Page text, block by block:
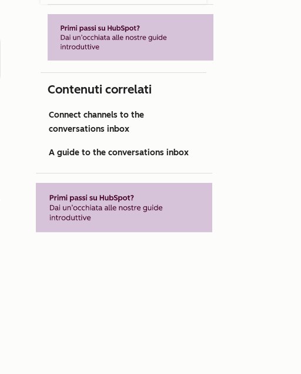
Contenuti correlati
Connect channels to the
conversations inbox
A guide to the conversations inbox